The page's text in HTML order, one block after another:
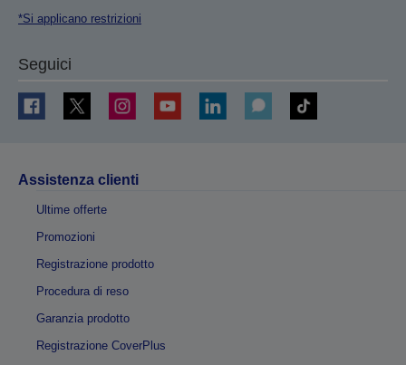
*Si applicano restrizioni
Seguici
Assistenza clienti
Ultime offerte
Promozioni
Registrazione prodotto
Procedura di reso
Garanzia prodotto
Registrazione CoverPlus